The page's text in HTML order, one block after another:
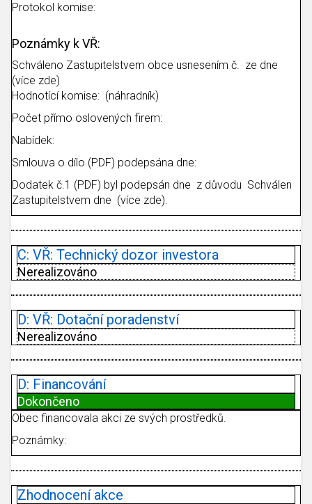
Protokol komise:
Poznámky k VŘ:
Schváleno Zastupitelstvem obce usnesením č. ze dne
(více zde)
Hodnotící komise: (náhradník)
Počet přímo oslovených firem:
Nabídek:
Smlouva o dílo (PDF) podepsána dne:
Dodatek č.1 (PDF) byl podepsán dne z důvodu Schválen
Zastupitelstvem dne (více zde).
C: VŘ: Technický dozor investora
Nerealizováno
D: VŘ: Dotační poradenství
Nerealizováno
D: Financování
Dokončeno
Obec financovala akci ze svých prostředků.
Poznámky:
Zhodnocení akce